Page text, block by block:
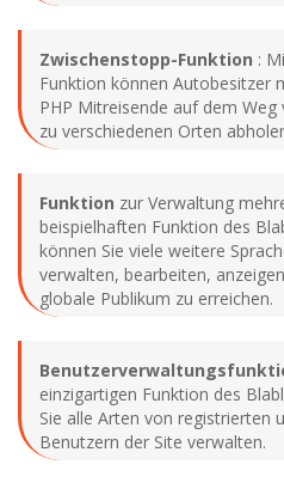
Zwischenstopp-Funktion :
Funktion können Autobesitzer
PHP Mitreisende auf dem
zu verschiedenen Orten
Funktion zur Verwaltung
beispielhaften Funktion des
können Sie viele weitere
verwalten, bearbeiten,
globale Publikum zu erreichen.
einzigartigen Funktion des
Sie alle Arten von registrierten
Benutzern der Site verwalten.